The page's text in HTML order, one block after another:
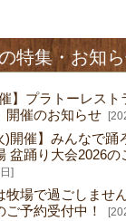
特集・お知
催】プラトーレスト
開催のお知らせ
)開催】みんなで踊
盆踊り大会2026の
]
牧場で過ごしませ
予約受付中！